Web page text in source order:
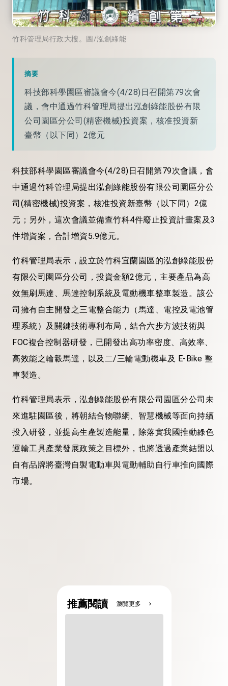
竹科管理局行政大樓。圖/泓創綠能
摘要
科技部科學園區審議會今(4/28)日召開第79次會
議，會中通過竹科管理局提出泓創綠能股份有限
公司園區分公司(精密機械)投資案，核准投資新
臺幣（以下同）2億元
科技部科學園區審議會今(4/28)日召開第79次會議，會
中通過竹科管理局提出泓創綠能股份有限公司園區分公
司(精密機械)投資案，核准投資新臺幣（以下同）2億
元；另外，這次會議並備查竹科4件廢止投資計畫案及3
件增資案，合計增資5.9億元。
竹科管理局表示，設立於竹科宜蘭園區的泓創綠能股份
有限公司園區分公司，投資金額2億元，主要產品為高
效無刷馬達、馬達控制系統及電動機車整車製造。該公
司擁有自主開發之三電整合能力（馬達、電控及電池管
理系統）及關鍵技術專利布局，結合六步方波技術與
FOC複合控制器研發，已開發出高功率密度、高效率、
高效能之輪轂馬達，以及二/三輪電動機車及 E-Bike 整
車製造。
竹科管理局表示，泓創綠能股份有限公司園區分公司未
來進駐園區後，將朝結合物聯網、智慧機械等面向持續
投入研發，並提高生產製造能量，除落實我國推動綠色
運輸工具產業發展政策之目標外，也將透過產業結盟以
自有品牌將臺灣自製電動車與電動輔助自行車推向國際
市場。
推薦閱讀 瀏覽更多 chevron_right